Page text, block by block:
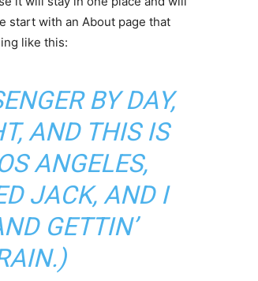
start with an About page that
like this:
BY DAY,
AND THIS IS
ANGELES,
JACK, AND I
GETTIN’